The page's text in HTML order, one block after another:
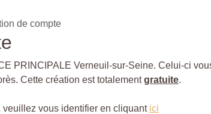
de compte
PRINCIPALE Verneuil-sur-Seine. Celui-ci
Cette création est totalementgratuite.
vous identifier en cliquant ici